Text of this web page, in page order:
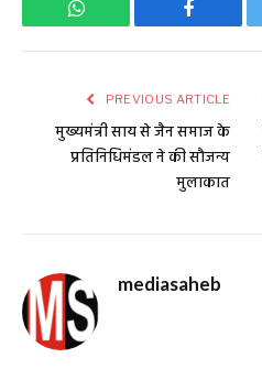
WhatsApp Facebook
PREVIOUS ARTICLE
मुख्यमंत्री साय से जैन समाज के
प्रतिनिधिमंडल ने की सौजन्य
मुलाकात
mediasaheb